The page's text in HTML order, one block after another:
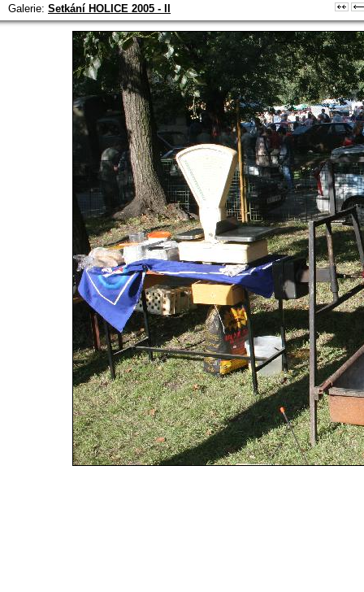
Galerie: Setkání HOLICE 2005 - II